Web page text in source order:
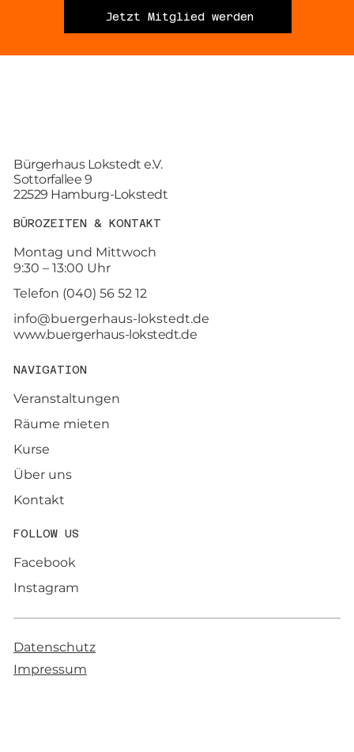
Jetzt Mitglied werden
Bürgerhaus Lokstedt e.V.
Sottorfallee 9
22529 Hamburg-Lokstedt
BÜROZEITEN & KONTAKT
Montag und Mittwoch
9:30 – 13:00 Uhr
Telefon (040) 56 52 12
info@buergerhaus-lokstedt.de
www.buergerhaus-lokstedt.de
NAVIGATION
Veranstaltungen
Räume mieten
Kurse
Über uns
Kontakt
FOLLOW US
Instagram
Facebook
Datenschutz
Impressum